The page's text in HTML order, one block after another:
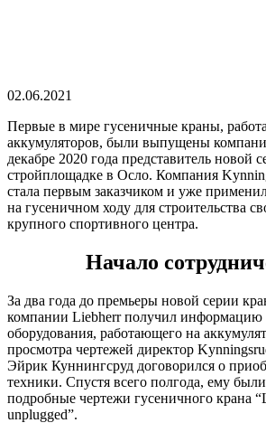
02.06.2021
Первые в мире гусеничные краны,
аккумуляторов, были выпущены
декабре 2020 года представитель новой
стройплощадке в Осло. Компания
стала первым заказчиком и уже
на гусеничном ходу для строительства
крупного спортивного центра.
Начало
За два года до премьеры новой серии
компании Liebherr получил информацию
оборудования, работающего на
просмотра чертежей директор
Эйрик Куннингсруд договорился о
техники. Спустя всего полгода, ему
подробные чертежи гусеничного крана
unplugged”.